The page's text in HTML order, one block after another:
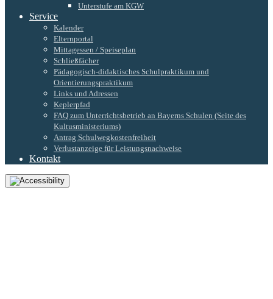
Unterstufe am KGW
Service
Kalender
Elternportal
Mittagessen / Speiseplan
Schließfächer
Pädagogisch-didaktisches Schulpraktikum und
Orientierungspraktikum
Links und Adressen
Keplerpfad
FAQ zum Unterrichtsbetrieb an Bayerns Schulen (Seite des
Kultusministeriums)
Antrag Schulwegkostenfreiheit
Verlustanzeige für Leistungsnachweise
Kontakt